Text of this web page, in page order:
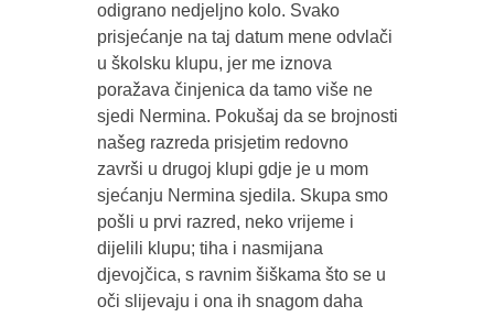
odigrano nedjeljno kolo. Svako
prisjećanje na taj datum mene odvlači
u školsku klupu, jer me iznova
poražava činjenica da tamo više ne
sjedi Nermina. Pokušaj da se brojnosti
našeg razreda prisjetim redovno
završi u drugoj klupi gdje je u mom
sjećanju Nermina sjedila. Skupa smo
pošli u prvi razred, neko vrijeme i
dijelili klupu; tiha i nasmijana
djevojčica, s ravnim šiškama što se u
oči slijevaju i ona ih snagom daha